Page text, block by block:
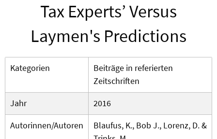
Tax Experts’ Versus
Laymen's Predictions
Kategorien
Beiträge in referierten
Zeitschriften
Jahr
2016
Autorinnen/Autoren
Blaufus, K., Bob J., Lorenz, D. &